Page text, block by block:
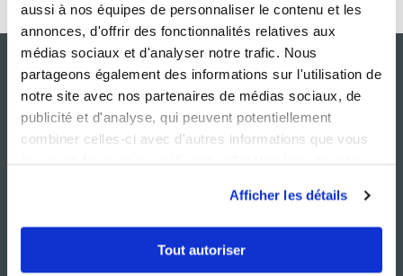
aussi à nos équipes de personnaliser le contenu et les
annonces, d'offrir des fonctionnalités relatives aux
médias sociaux et d'analyser notre trafic. Nous
partageons également des informations sur l'utilisation de
notre site avec nos partenaires de médias sociaux, de
publicité et d'analyse, qui peuvent potentiellement
combiner celles-ci avec d'autres informations que vous
Afficher les détails
Tout autoriser
Le Mag'
C.G.U